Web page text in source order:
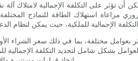
استهلاك الطاقة للنماذج
فإن تكلفة امتلاك ماكينة فايبر ليزر 100 وات تتأثر بعوامل
بشكل شامل لتحديد التكلفة